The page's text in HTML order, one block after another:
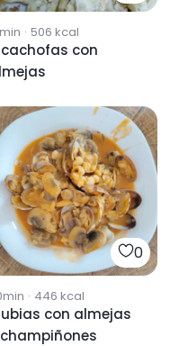
· 506 kcal
con
0
· 446 kcal
con almejas